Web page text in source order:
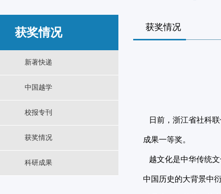
获奖情况
新著快递
中国越学
校报专刊
获奖情况
科研成果
获奖情况
日前，浙江省社科
成果一等奖。
越文化是中华传统
中国历史的大背景中